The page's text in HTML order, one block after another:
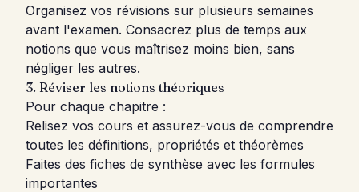
Organisez vos révisions sur plusieurs semaines
avant l'examen. Consacrez plus de temps aux
notions que vous maîtrisez moins bien, sans
négliger les autres.
3. Réviser les notions théoriques
Pour chaque chapitre :
Relisez vos cours et assurez-vous de comprendre
toutes les définitions, propriétés et théorèmes
Faites des fiches de synthèse avec les formules
importantes